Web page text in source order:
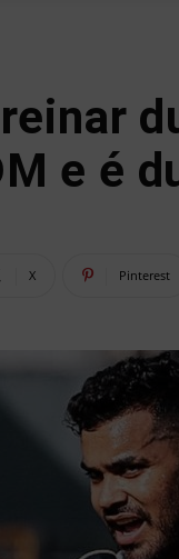
e é
X Pinterest